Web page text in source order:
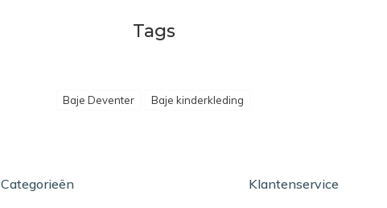
Tags
Baje Deventer Baje kinderkleding
Categorieën Klantenservice